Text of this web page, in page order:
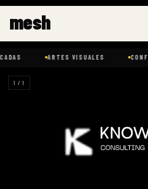
Ir
mesh
ARTES VISUALES CONFERENCIAS
1 / 1